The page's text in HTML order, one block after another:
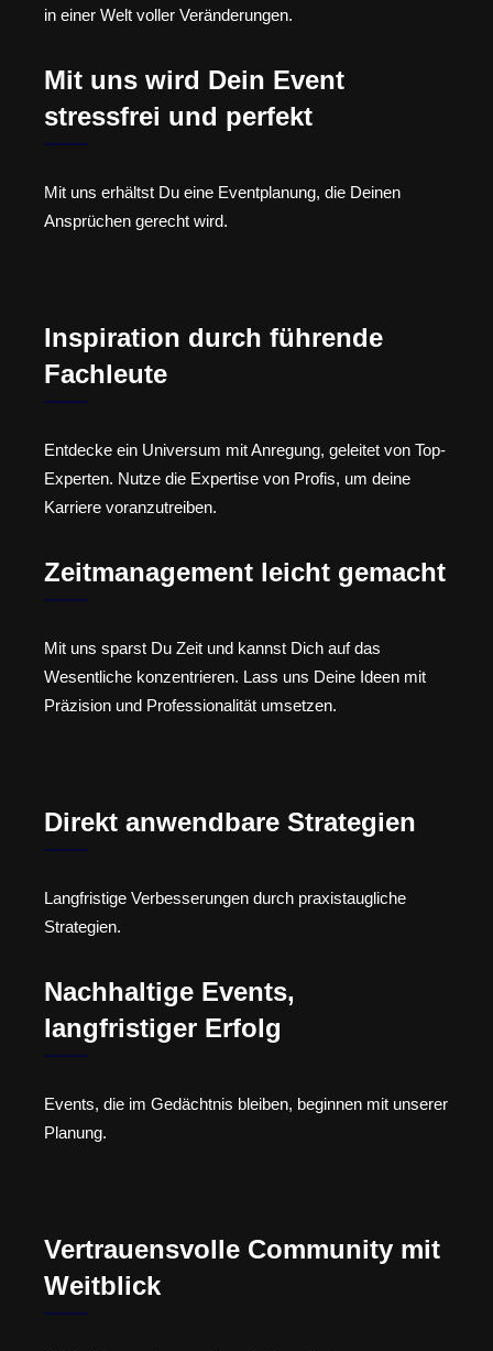
in einer Welt voller Veränderungen.
Mit uns wird Dein Event
stressfrei und perfekt
Mit uns erhältst Du eine Eventplanung, die Deinen
Ansprüchen gerecht wird.
Inspiration durch führende
Fachleute
Entdecke ein Universum mit Anregung, geleitet von Top-
Experten. Nutze die Expertise von Profis, um deine
Karriere voranzutreiben.
Zeitmanagement leicht gemacht
Mit uns sparst Du Zeit und kannst Dich auf das
Wesentliche konzentrieren. Lass uns Deine Ideen mit
Präzision und Professionalität umsetzen.
Direkt anwendbare Strategien
Langfristige Verbesserungen durch praxistaugliche
Strategien.
Nachhaltige Events,
langfristiger Erfolg
Events, die im Gedächtnis bleiben, beginnen mit unserer
Planung.
Vertrauensvolle Community mit
Weitblick